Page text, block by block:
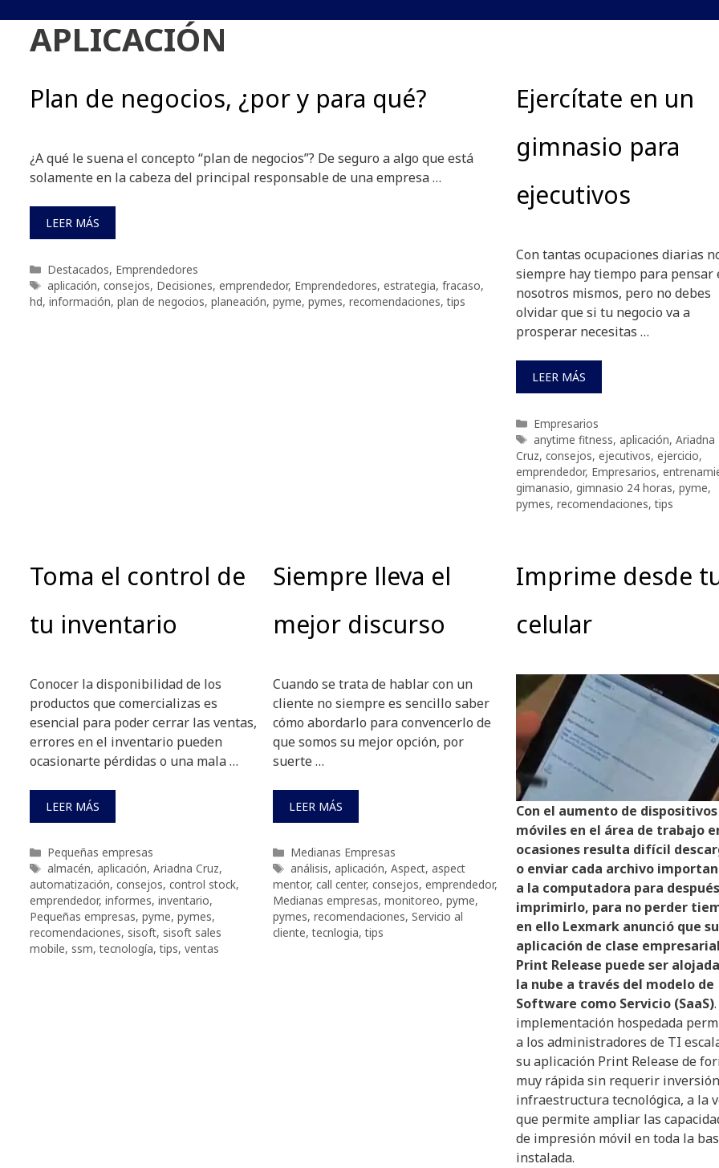
APLICACIÓN
Plan de negocios, ¿por y para qué?
¿A qué le suena el concepto “plan de negocios”? De seguro a algo que está
solamente en la cabeza del principal responsable de una empresa …
LEER MÁS
Categorías
Destacados, Emprendedores
Etiquetas
aplicación, consejos, Decisiones, emprendedor, Emprendedores, estrategia, fracaso,
hd, información, plan de negocios, planeación, pyme, pymes, recomendaciones,tips
Ejercítate en un
gimnasio para
ejecutivos
Con tantas ocupaciones diarias
siempre hay tiempo para pensar
nosotros mismos, pero no debes
olvidar que si tu negocio va a
prosperar necesitas …
LEER MÁS
Categorías
Empresarios
Etiquetas
anytime fitness, aplicación, Ariadna
Cruz, consejos, ejecutivos, ejercicio,
emprendedor, Empresarios,
gimanasio, gimnasio 24 horas, pyme,
pymes, recomendaciones,tips
Toma el control de
tu inventario
Conocer la disponibilidad de los
productos que comercializas es
esencial para poder cerrar las ventas,
errores en el inventario pueden
ocasionarte pérdidas o una mala …
LEER MÁS
Categorías
Pequeñas empresas
Etiquetas
almacén, aplicación, Ariadna Cruz,
automatización, consejos, control stock,
emprendedor, informes, inventario,
Pequeñas empresas, pyme, pymes,
recomendaciones, sisoft, sisoft sales
mobile, ssm,tecnología,tips, ventas
Siempre lleva el
mejor discurso
Cuando se trata de hablar con un
cliente no siempre es sencillo saber
cómo abordarlo para convencerlo de
que somos su mejor opción, por
suerte …
LEER MÁS
Categorías
Medianas Empresas
Etiquetas
análisis, aplicación, Aspect, aspect
mentor, call center, consejos, emprendedor,
Medianas empresas, monitoreo, pyme,
pymes, recomendaciones, Servicio al
cliente,tecnlogia,tips
Imprime desde
celular
Con el aumento de dispositivos
móviles en el área de trabajo
ocasiones resulta difícil
o enviar cada archivo
a la computadora para después
imprimirlo, para no perder
en ello Lexmark anunció que su
aplicación de clase empresarial
Print Release puede ser
la nube a través del modelo de
Software como Servicio (SaaS)
implementación hospedada
a los administradores de TI
su aplicación Print Release de
muy rápida sin requerir
infraestructura tecnológica, a la
que permite ampliar las
de impresión móvil en toda la
instalada.